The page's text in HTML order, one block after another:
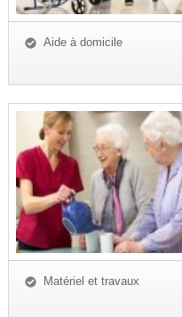
Aide à domicile
Matériel et travaux